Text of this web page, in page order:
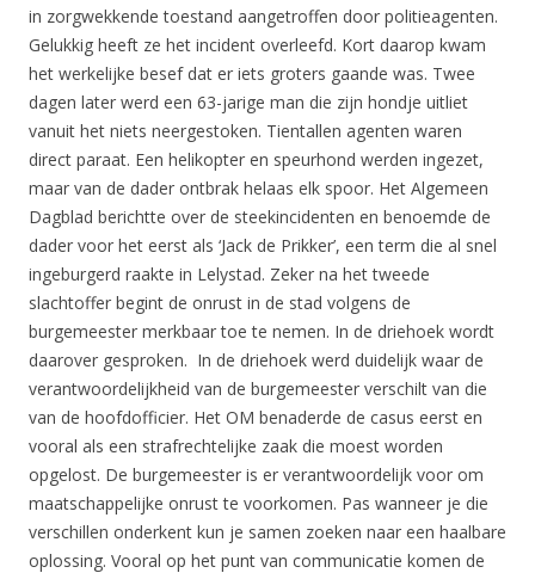
in zorgwekkende toestand aangetroffen door politieagenten.
Gelukkig heeft ze het incident overleefd. Kort daarop kwam
het werkelijke besef dat er iets groters gaande was. Twee
dagen later werd een 63-jarige man die zijn hondje uitliet
vanuit het niets neergestoken. Tientallen agenten waren
direct paraat. Een helikopter en speurhond werden ingezet,
maar van de dader ontbrak helaas elk spoor. Het Algemeen
Dagblad berichtte over de steekincidenten en benoemde de
dader voor het eerst als ‘Jack de Prikker’, een term die al snel
ingeburgerd raakte in Lelystad. Zeker na het tweede
slachtoffer begint de onrust in de stad volgens de
burgemeester merkbaar toe te nemen. In de driehoek wordt
daarover gesproken. In de driehoek werd duidelijk waar de
verantwoordelijkheid van de burgemeester verschilt van die
van de hoofdofficier. Het OM benaderde de casus eerst en
vooral als een strafrechtelijke zaak die moest worden
opgelost. De burgemeester is er verantwoordelijk voor om
maatschappelijke onrust te voorkomen. Pas wanneer je die
verschillen onderkent kun je samen zoeken naar een haalbare
oplossing. Vooral op het punt van communicatie komen de